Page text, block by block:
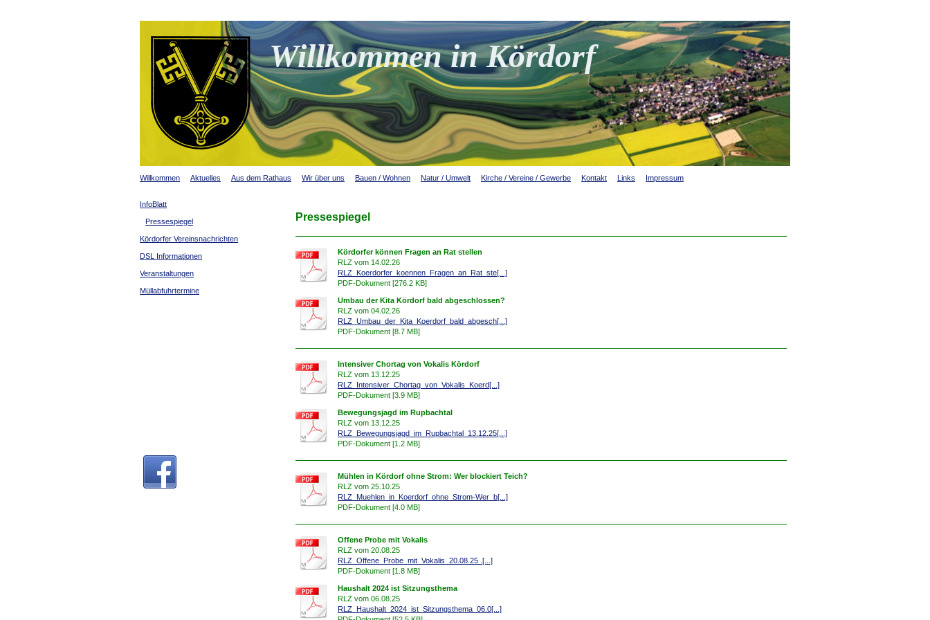
Willkommen in Kördorf
Willkommen Aktuelles Aus dem Rathaus Wir über uns Bauen / Wohnen Natur / Umwelt Kirche / Vereine / Gewerbe Kontakt Links Impressum
Pressespiegel
Kördorfer können Fragen an Rat stellen
RLZ vom 14.02.26
RLZ_Koerdorfer_koennen_Fragen_an_Rat_ste[...]
PDF-Dokument [276.2 KB]
Umbau der Kita Kördorf bald abgeschlossen?
RLZ vom 04.02.26
RLZ_Umbau_der_Kita_Koerdorf_bald_abgesch[...]
PDF-Dokument [8.7 MB]
Intensiver Chortag von Vokalis Kördorf
RLZ vom 13.12.25
RLZ_Intensiver_Chortag_von_Vokalis_Koerd[...]
PDF-Dokument [3.9 MB]
Bewegungsjagd im Rupbachtal
RLZ vom 13.12.25
RLZ_Bewegungsjagd_im_Rupbachtal_13.12.25[...]
PDF-Dokument [1.2 MB]
Mühlen in Kördorf ohne Strom: Wer blockiert Teich?
RLZ vom 25.10.25
RLZ_Muehlen_in_Koerdorf_ohne_Strom-Wer_b[...]
PDF-Dokument [4.0 MB]
Offene Probe mit Vokalis
RLZ vom 20.08.25
RLZ_Offene_Probe_mit_Vokalis_20.08.25 .[...]
PDF-Dokument [1.8 MB]
Haushalt 2024 ist Sitzungsthema
RLZ vom 06.08.25
RLZ_Haushalt_2024_ist_Sitzungsthema_06.0[...]
InfoBlatt
Pressespiegel
Kördorfer Vereinsnachrichten
DSL Informationen
Veranstaltungen
Müllabfuhrtermine